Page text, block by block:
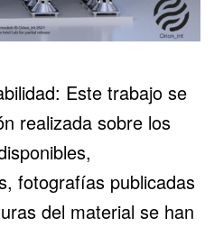
Este trabajo se
realizada sobre los
fotografías publicadas
del material se han